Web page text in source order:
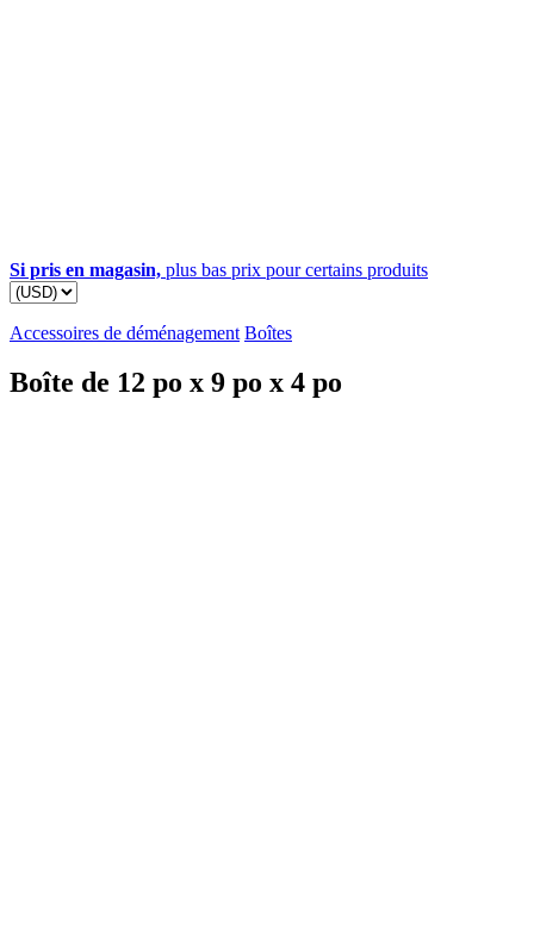
Si pris en magasin, plus bas prix pour certains produits
Accessoires de déménagement Boîtes
Boîte de 12 po x 9 po x 4 po